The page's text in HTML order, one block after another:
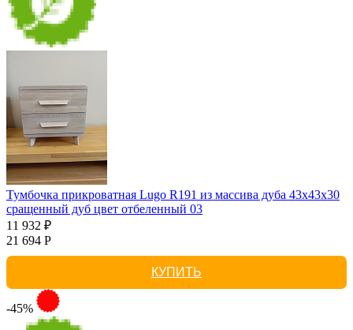
Тумбочка прикроватная Lugo R191 из массива дуба 43х43х30
сращенный дуб цвет отбеленный 03
11 932 ₽
21 694 Р
КУПИТЬ
-45%